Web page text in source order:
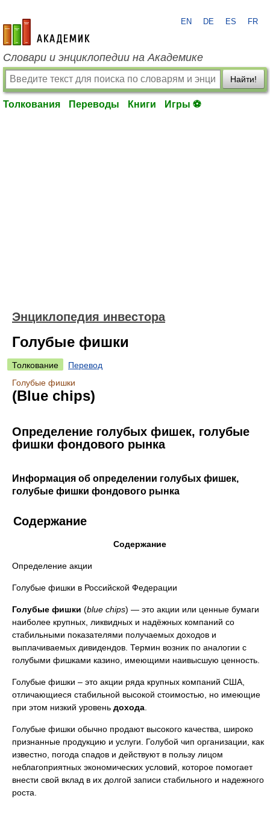
academic.ru
EN DE ES FR
Словари и энциклопедии на Академике
Найти!
Толкования Переводы Книги Игры ⚽
Энциклопедия инвестора
Голубые фишки
Толкование
Перевод
Голубые фишки
(Blue chips)
Определение голубых фишек, голубые
фишки фондового рынка
Информация об определении голубых фишек,
голубые фишки фондового рынка
Содержание
Содержание
Определение акции
Голубые фишки в Российской Федерации
Голубые фишки (blue chips) — это акции или ценные бумаги
наиболее крупных, ликвидных и надёжных компаний со
стабильными показателями получаемых доходов и
выплачиваемых дивидендов. Термин возник по аналогии с
голубыми фишками казино, имеющими наивысшую ценность.
Голубые фишки – это акции ряда крупных компаний США,
отличающиеся стабильной высокой стоимостью, но имеющие
при этом низкий уровень дохода
Голубые фишки обычно продают высокого качества, широко
признанные продукцию и услуги. Голубой чип организации, как
известно, погода спадов и действуют в пользу лицом
неблагоприятных экономических условий, которое помогает
внести свой вклад в их долгой записи стабильного и надежного
роста.